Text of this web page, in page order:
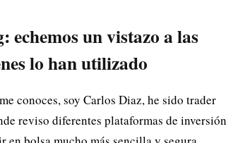
un vistazo a las
lo han utilizado
conoces, soy Carlos Diaz, he sido trader
reviso diferentes plataformas de